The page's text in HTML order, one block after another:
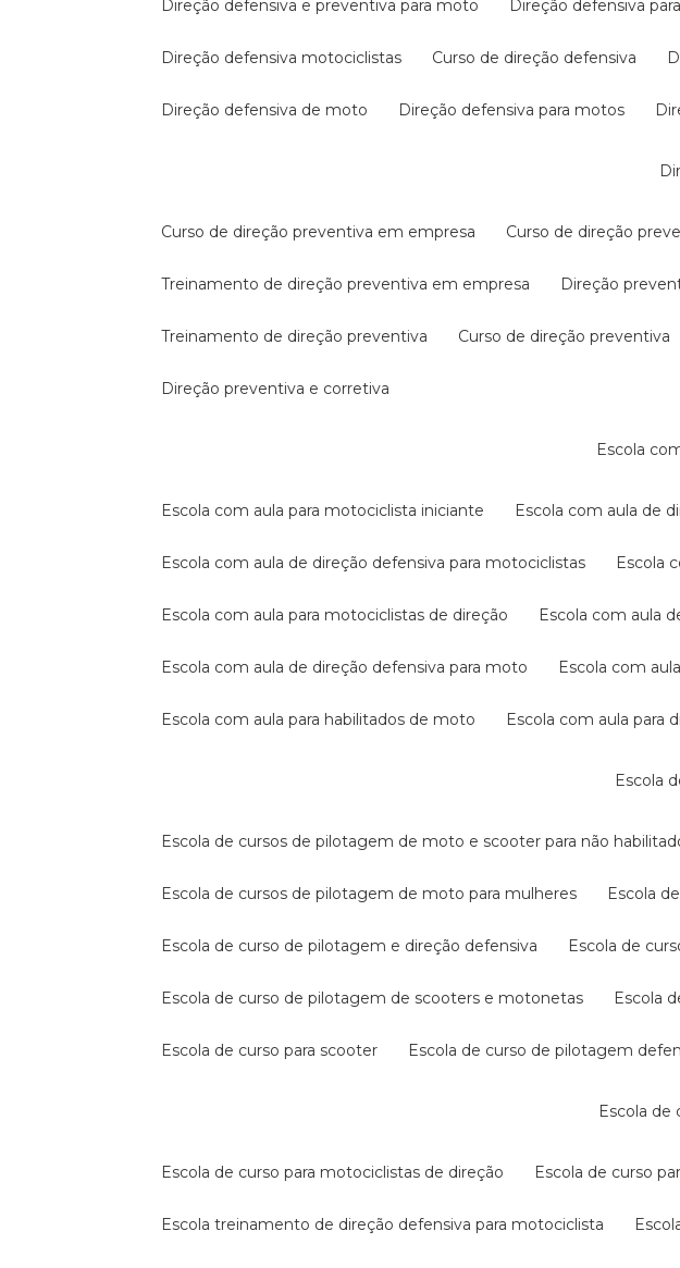
direção defensiva e preventiva para moto direção defensiva
direção defensiva motociclistas curso de direção defensiva
direção defensiva de moto direção defensiva para motos
curso de direção preventiva em empresa curso de direção
treinamento de direção preventiva em empresa direção
treinamento de direção preventiva curso de direção preventiva
direção preventiva e corretiva
escola
escola com aula para motociclista iniciante escola com aula de
escola com aula de direção defensiva para motociclistas escola
escola com aula para motociclistas de direção escola com aula
escola com aula de direção defensiva para moto escola com
escola com aula para habilitados de moto escola com aula para
escola
escola de cursos de pilotagem de moto e scooter para não
escola de cursos de pilotagem de moto para mulheres escola
escola de curso de pilotagem e direção defensiva escola de
escola de curso de pilotagem de scooters e motonetas escola
escola de curso para scooter escola de curso de pilotagem
escola
escola de curso para motociclistas de direção escola de curso
escola treinamento de direção defensiva para motociclista